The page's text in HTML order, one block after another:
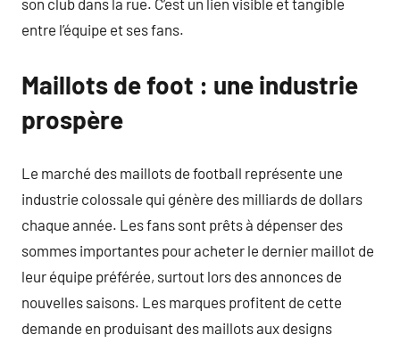
son club dans la rue. C’est un lien visible et tangible
entre l’équipe et ses fans.
Maillots de foot : une industrie
prospère
Le marché des maillots de football représente une
industrie colossale qui génère des milliards de dollars
chaque année. Les fans sont prêts à dépenser des
sommes importantes pour acheter le dernier maillot de
leur équipe préférée, surtout lors des annonces de
nouvelles saisons. Les marques profitent de cette
demande en produisant des maillots aux designs